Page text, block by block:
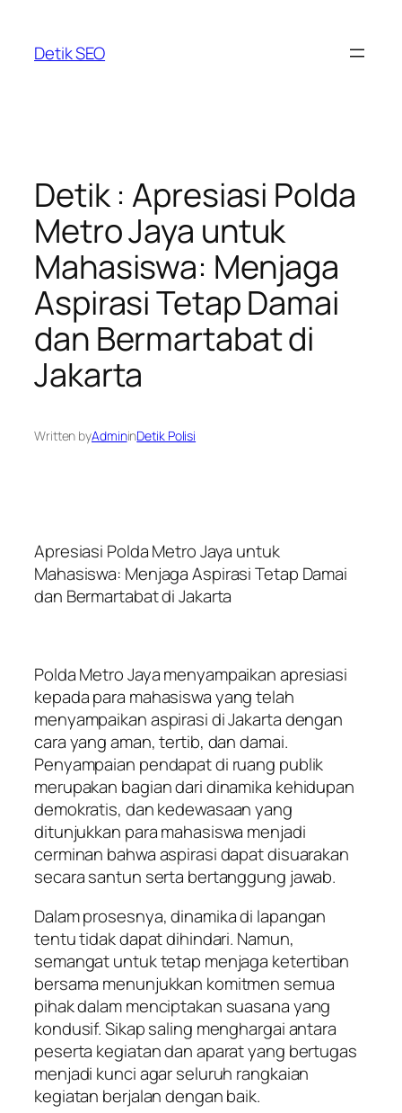
content
Detik SEO
Detik : Apresiasi Polda
Metro Jaya untuk
Mahasiswa: Menjaga
Aspirasi Tetap Damai
dan Bermartabat di
Jakarta
Written byAdmininDetik Polisi
Apresiasi Polda Metro Jaya untuk
Mahasiswa: Menjaga Aspirasi Tetap Damai
dan Bermartabat di Jakarta
Polda Metro Jaya menyampaikan apresiasi
kepada para mahasiswa yang telah
menyampaikan aspirasi di Jakarta dengan
cara yang aman, tertib, dan damai.
Penyampaian pendapat di ruang publik
merupakan bagian dari dinamika kehidupan
demokratis, dan kedewasaan yang
ditunjukkan para mahasiswa menjadi
cerminan bahwa aspirasi dapat disuarakan
secara santun serta bertanggung jawab.
Dalam prosesnya, dinamika di lapangan
tentu tidak dapat dihindari. Namun,
semangat untuk tetap menjaga ketertiban
bersama menunjukkan komitmen semua
pihak dalam menciptakan suasana yang
kondusif. Sikap saling menghargai antara
peserta kegiatan dan aparat yang bertugas
menjadi kunci agar seluruh rangkaian
kegiatan berjalan dengan baik.